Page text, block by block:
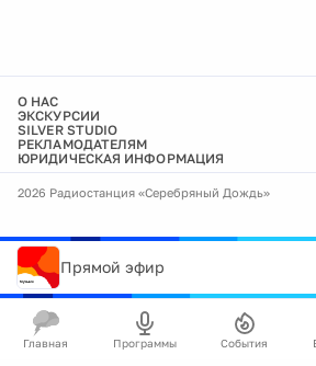
О НАС
ЭКСКУРСИИ
SILVER STUDIO
РЕКЛАМОДАТЕЛЯМ
ЮРИДИЧЕСКАЯ ИНФОРМАЦИЯ
2026 Радиостанция «Серебряный Дождь»
Прямой эфир
Главная Программы События